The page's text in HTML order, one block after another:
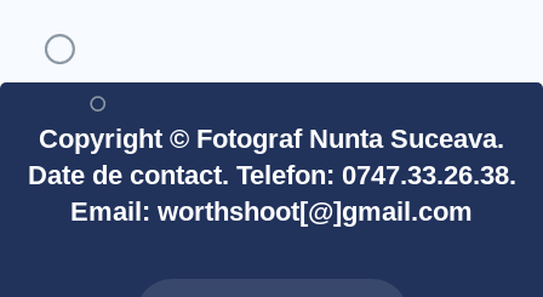
Copyright © Fotograf Nunta Suceava.
Date de contact. Telefon: 0747.33.26.38.
Email: worthshoot[@]gmail.com